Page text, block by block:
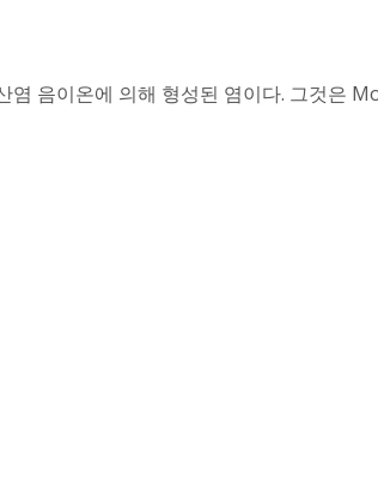
염 음이온에 의해 형성된 염이다. 그것은